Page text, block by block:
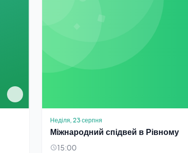
Неділя, 23 серпня
Міжнародний спідвей в Рівному
15:00